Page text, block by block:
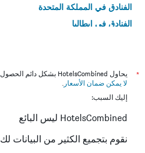
الفنادق في المملكة المتحدة
الفنادق في إيطاليا
*
يحاول HotelsCombined بشكل دائم الحصول على الأسعار الدقيقة، ولكن
لا يمكن ضمان الأسعار .
إليك السبب:
HotelsCombined ليس البائع
نقوم بتجميع الكثير من البيانات لك